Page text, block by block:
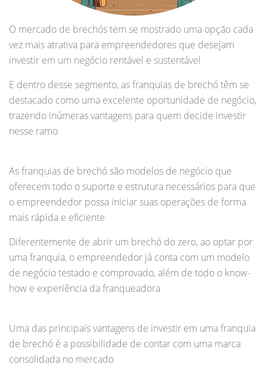
O mercado de brechós tem se mostrado uma opção cada
vez mais atrativa para empreendedores que desejam
investir em um negócio rentável e sustentável
E dentro desse segmento, as franquias de brechó têm se
destacado como uma excelente oportunidade de negócio,
trazendo inúmeras vantagens para quem decide investir
nesse ramo
As franquias de brechó são modelos de negócio que
oferecem todo o suporte e estrutura necessários para que
o empreendedor possa iniciar suas operações de forma
mais rápida e eficiente
Diferentemente de abrir um brechó do zero, ao optar por
uma franquia, o empreendedor já conta com um modelo
de negócio testado e comprovado, além de todo o know-
how e experiência da franqueadora
Uma das principais vantagens de investir em uma franquia
de brechó é a possibilidade de contar com uma marca
consolidada no mercado